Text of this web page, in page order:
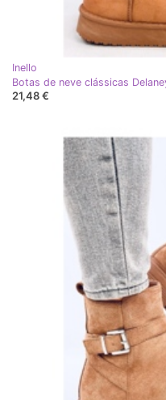
Inello
Botas de neve clássicas
21,48 €